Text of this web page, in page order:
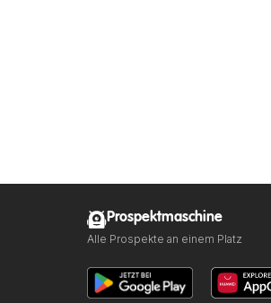
Prospektmaschine
Alle Prospekte an einem Platz